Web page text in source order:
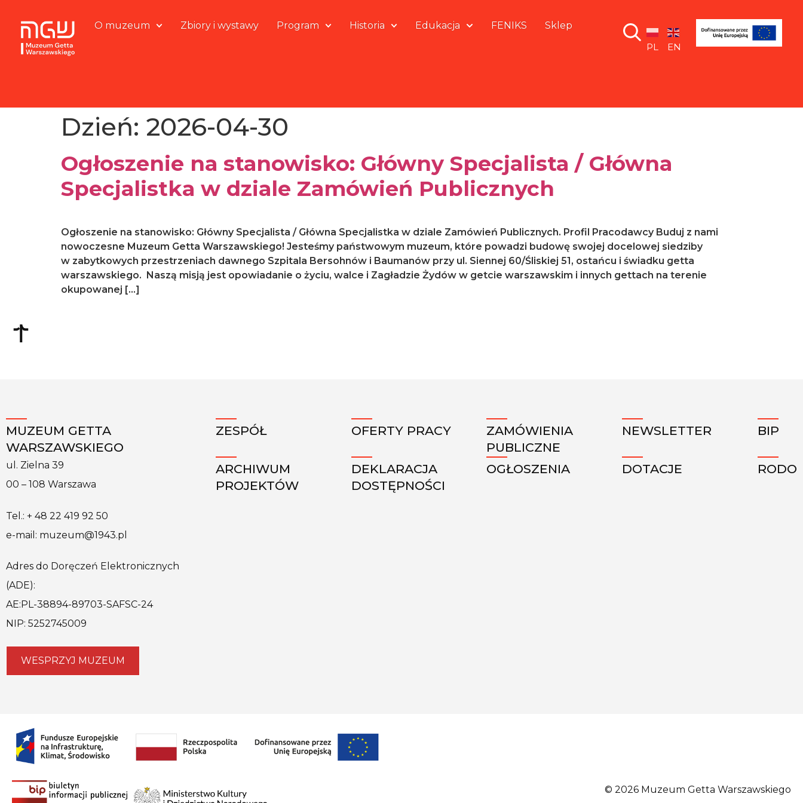
O muzeum Zbiory i wystawy Program Historia Edukacja FENIKS
Sklep
PL
EN
Dzień: 2026-04-30
Ogłoszenie na stanowisko: Główny Specjalista / Główna
Specjalistka w dziale Zamówień Publicznych
Ogłoszenie na stanowisko: Główny Specjalista / Główna Specjalistka w dziale Zamówień Publicznych. Profil Pracodawcy Buduj z nami
nowoczesne Muzeum Getta Warszawskiego! Jesteśmy państwowym muzeum, które powadzi budowę swojej docelowej siedziby
w zabytkowych przestrzeniach dawnego Szpitala Bersohnów i Baumanów przy ul. Siennej 60/Śliskiej 51, ostańcu i świadku getta
warszawskiego. Naszą misją jest opowiadanie o życiu, walce i Zagładzie Żydów w getcie warszawskim i innych gettach na terenie
okupowanej […]
MUZEUM GETTA
WARSZAWSKIEGO
ul. Zielna 39
00 – 108 Warszawa
Tel.: + 48 22 419 92 50
e-mail: muzeum@1943.pl
Adres do Doręczeń Elektronicznych
(ADE):
AE:PL-38894-89703-SAFSC-24
NIP: 5252745009
WESPRZYJ MUZEUM
ZESPÓŁ
ARCHIWUM
PROJEKTÓW
OFERTY PRACY
DEKLARACJA
DOSTĘPNOŚCI
ZAMÓWIENIA
PUBLICZNE
OGŁOSZENIA
NEWSLETTER
DOTACJE
BIP
RODO
© 2026 Muzeum Getta Warszawskiego